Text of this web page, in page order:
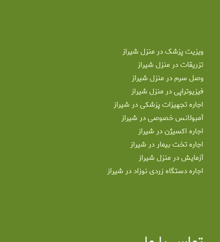
ویزیت پزشک در منزل شیراز
تزریقات در منزل شیراز
وصل سرم در منزل شیراز
فیزیوتراپی در منزل شیراز
اجاره تجهیزات پزشکی در شیراز
آمبولانس خصوصی در شیراز
اجاره اکسیژن در شیراز
اجاره تخت بیمار در شیراز
آزمایش در منزل شیراز
اجاره دستگاه زردی نوزاد در شیراز